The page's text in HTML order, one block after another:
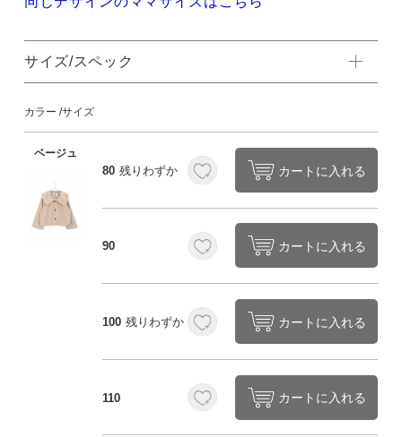
サイズ/スペック
カラー サイズ
ベージュ
80 残りわずか カートに入れる
90 カートに入れる
100 残りわずか カートに入れる
110 カートに入れる